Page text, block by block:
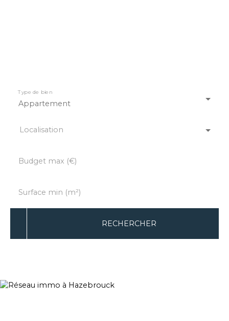
Appartement
Type de bien
Localisation
Budget max (€)
Surface min (m²)
RECHERCHER